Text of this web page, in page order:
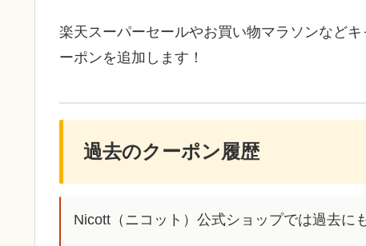
楽天スーパーセールやお買い物マラソンなど
ーポンを追加します！
過去のクーポン履歴
Nicott（ニコット）公式ショップでは過去に